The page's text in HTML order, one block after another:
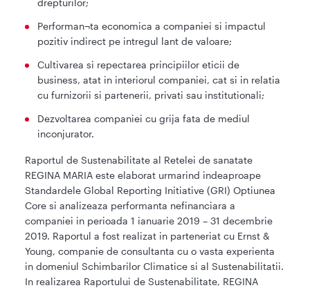
drepturilor;
Performan¬ta economica a companiei si impactul
pozitiv indirect pe intregul lant de valoare;
Cultivarea si repectarea principiilor eticii de
business, atat in interiorul companiei, cat si in relatia
cu furnizorii si partenerii, privati sau institutionali;
Dezvoltarea companiei cu grija fata de mediul
inconjurator.
Raportul de Sustenabilitate al Retelei de sanatate
REGINA MARIA este elaborat urmarind indeaproape
Standardele Global Reporting Initiative (GRI) Optiunea
Core si analizeaza performanta nefinanciara a
companiei in perioada 1 ianuarie 2019 – 31 decembrie
2019. Raportul a fost realizat in parteneriat cu Ernst &
Young, companie de consultanta cu o vasta experienta
in domeniul Schimbarilor Climatice si al Sustenabilitatii.
In realizarea Raportului de Sustenabilitate, REGINA